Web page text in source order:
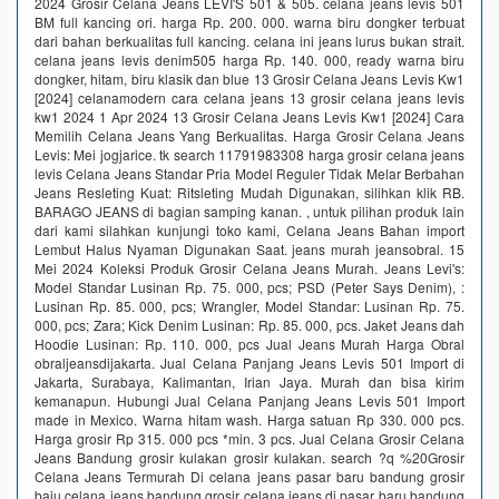
BM full kancing ori. harga Rp. 200. 000. warna biru dongker terbuat
dari bahan berkualitas full kancing. celana ini jeans lurus bukan strait.
celana jeans levis denim505 harga Rp. 140. 000, ready warna biru
dongker, hitam, biru klasik dan blue 13 Grosir Celana Jeans Levis Kw1
[2024] celanamodern cara celana jeans 13 grosir celana jeans levis
kw1 2024 1 Apr 2024 13 Grosir Celana Jeans Levis Kw1 [2024] Cara
Memilih Celana Jeans Yang Berkualitas. Harga Grosir Celana Jeans
Levis: Mei jogjarice. tk search 11791983308 harga grosir celana jeans
levis Celana Jeans Standar Pria Model Reguler Tidak Melar Berbahan
Jeans Resleting Kuat: Ritsleting Mudah Digunakan, silihkan klik RB.
BARAGO JEANS di bagian samping kanan. , untuk pilihan produk lain
dari kami silahkan kunjungi toko kami, Celana Jeans Bahan import
Lembut Halus Nyaman Digunakan Saat. jeans murah jeansobral. 15
Mei 2024 Koleksi Produk Grosir Celana Jeans Murah. Jeans Levi's:
Model Standar Lusinan Rp. 75. 000, pcs; PSD (Peter Says Denim), :
Lusinan Rp. 85. 000, pcs; Wrangler, Model Standar: Lusinan Rp. 75.
000, pcs; Zara; Kick Denim Lusinan: Rp. 85. 000, pcs. Jaket Jeans dah
Hoodie Lusinan: Rp. 110. 000, pcs Jual Jeans Murah Harga Obral
obraljeansdijakarta. Jual Celana Panjang Jeans Levis 501 Import di
Jakarta, Surabaya, Kalimantan, Irian Jaya. Murah dan bisa kirim
kemanapun. Hubungi Jual Celana Panjang Jeans Levis 501 Import
made in Mexico. Warna hitam wash. Harga satuan Rp 330. 000 pcs.
Harga grosir Rp 315. 000 pcs *min. 3 pcs. Jual Celana Grosir Celana
Jeans Bandung grosir kulakan grosir kulakan. search ?q %20Grosir
Celana Jeans Termurah Di celana jeans pasar baru bandung grosir
baju celana jeans bandung grosir celana jeans di pasar baru bandung